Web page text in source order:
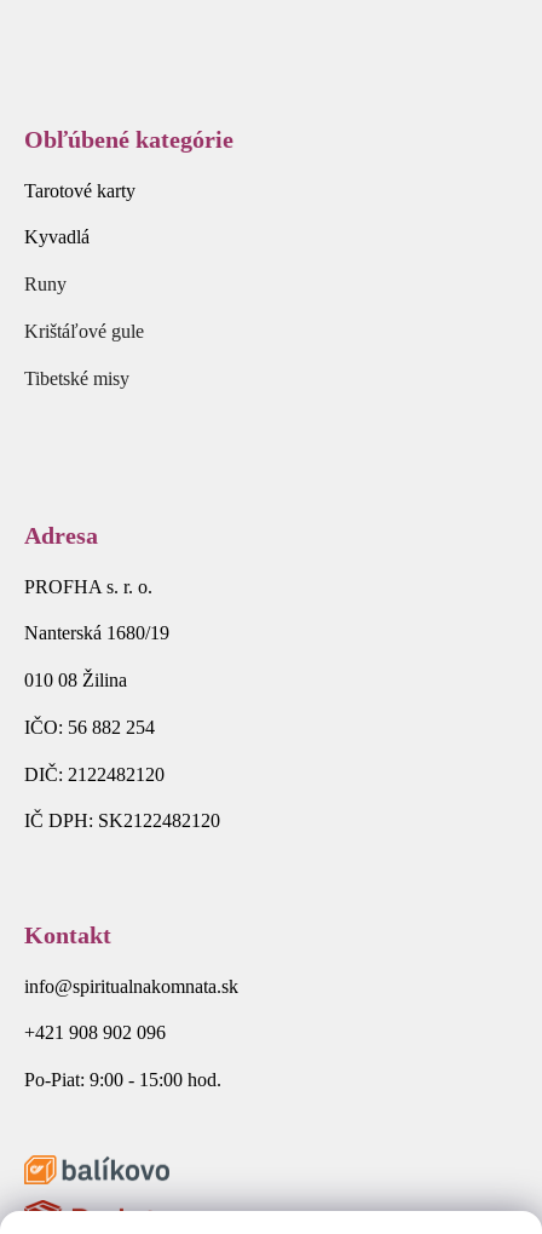
Obľúbené kategórie
Tarotové karty
Kyvadlá
Runy
Krištáľové gule
Tibetské misy
Adresa
PROFHA s. r. o.
Nanterská 1680/19
010 08 Žilina
IČO: 56 882 254
DIČ: 2122482120
IČ DPH: SK2122482120
Kontakt
info@spiritualnakomnata.sk
+421 908 902 096
Po-Piat: 9:00 - 15:00 hod.